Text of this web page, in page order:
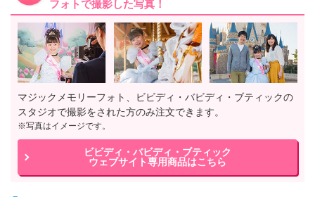
フォトで撮影した写真！
マジックメモリーフォト、ビビディ・バビディ・ブティックの
スタジオで撮影をされた方のみ注文できます。
※写真はイメージです。
ビビディ・バビディ・ブティック
ウェブサイト専用商品はこちら